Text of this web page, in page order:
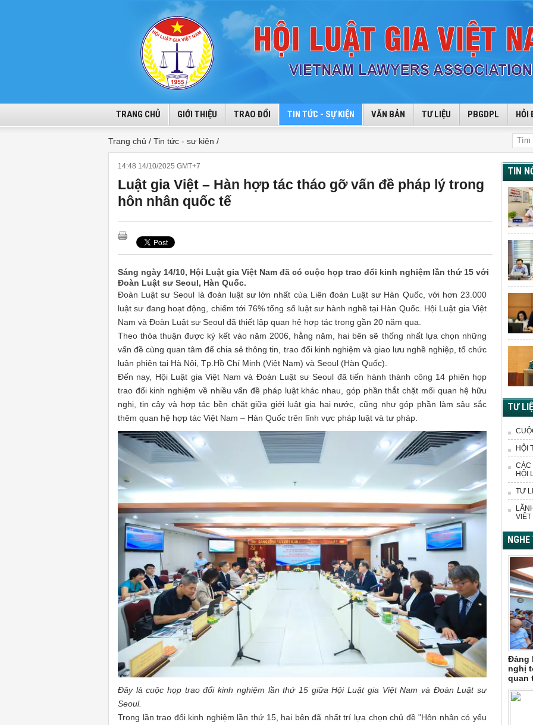
TRANG CHỦ GIỚI THIỆU TRAO ĐỔI TIN TỨC - SỰ KIỆN VĂN BẢN TƯ LIỆU PBGDPL HỎI
Trang chủ / Tin tức - sự kiện /
14:48 14/10/2025 GMT+7
Luật gia Việt – Hàn hợp tác tháo gỡ vấn đề pháp lý trong
hôn nhân quốc tế
Sáng ngày 14/10, Hội Luật gia Việt Nam đã có cuộc họp trao đổi kinh nghiệm lần thứ 15 với
Đoàn Luật sư Seoul, Hàn Quốc.
Đoàn Luật sư Seoul là đoàn luật sư lớn nhất của Liên đoàn Luật sư Hàn Quốc, với hơn 23.000
luật sư đang hoạt động, chiếm tới 76% tổng số luật sư hành nghề tại Hàn Quốc. Hội Luật gia Việt
Nam và Đoàn Luật sư Seoul đã thiết lập quan hệ hợp tác trong gần 20 năm qua.
Theo thỏa thuận được ký kết vào năm 2006, hằng năm, hai bên sẽ thống nhất lựa chọn những
vấn đề cùng quan tâm để chia sẻ thông tin, trao đổi kinh nghiệm và giao lưu nghề nghiệp, tổ chức
luân phiên tại Hà Nội, Tp.Hồ Chí Minh (Việt Nam) và Seoul (Hàn Quốc).
Đến nay, Hội Luật gia Việt Nam và Đoàn Luật sư Seoul đã tiến hành thành công 14 phiên họp
trao đổi kinh nghiệm về nhiều vấn đề pháp luật khác nhau, góp phần thắt chặt mối quan hệ hữu
nghị, tin cậy và hợp tác bền chặt giữa giới luật gia hai nước, cũng như góp phần làm sâu sắc
thêm quan hệ hợp tác Việt Nam – Hàn Quốc trên lĩnh vực pháp luật và tư pháp.
Đây là cuộc họp trao đổi kinh nghiệm lần thứ 15 giữa Hội Luật gia Việt Nam và Đoàn Luật sư
Seoul.
Trong lần trao đổi kinh nghiệm lần thứ 15, hai bên đã nhất trí lựa chọn chủ đề "Hôn nhân có yếu
TIN
TƯ
HỘI
CÁC
HỘI
TƯ
VIỆT
Đảng
nghị
quan